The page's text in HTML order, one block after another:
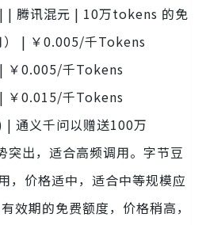
腾讯混元 | 10万tokens 的免
） | ￥0.005/千Tokens
￥0.005/千Tokens
￥0.015/千Tokens
通义千问以赠送100万
突出，适合高频调用。字节豆
，价格适中，适合中等规模应
效期的免费额度，价格稍高，